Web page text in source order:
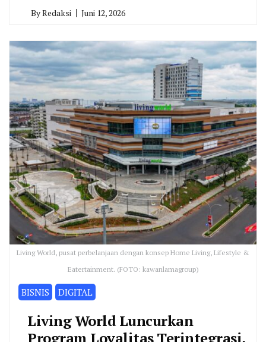
ByRedaksi Juni 12, 2026
Living World, pusat perbelanjaan dengan konsep Home Living, Lifestyle &
Eatertainment. (FOTO: kawanlamagroup)
BISNIS DIGITAL
Living World Luncurkan
Program Loyalitas Terintegrasi,